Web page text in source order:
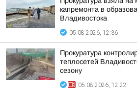
капремонта в
Владивостока
05.08.2026, 12:36
Прокуратура
теплосетей
сезону
05.08.2026, 12:22